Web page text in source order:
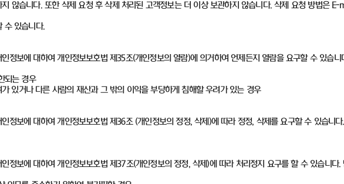
않습니다. 또한 삭제 요청 후 삭제 처리된 고객정보는 더 이상 보관하지 않습니다. 삭제 요청 방법은
수 있습니다.
정보에 대하여 개인정보보호법 제35조(개인정보의 열람)에 의거하여 언제든지 열람을 요구할 수 있습
되는 경우
있거나 다른 사람의 재산과 그 밖의 이익을 부당하게 침해할 우려가 있는 경우
정보에 대하여 개인정보보호법 제36조 (개인정보의 정정, 삭제)에 따라 정정, 삭제를 요구할 수 있습니
정보에 대하여 개인정보보호법 제37조(개인정보의 정정, 삭제)에 따라 처리정지 요구를 할 수 있습니